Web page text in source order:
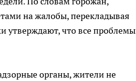
на жалобы, перекладывая
утверждают, что все проблемы
органы, жители не